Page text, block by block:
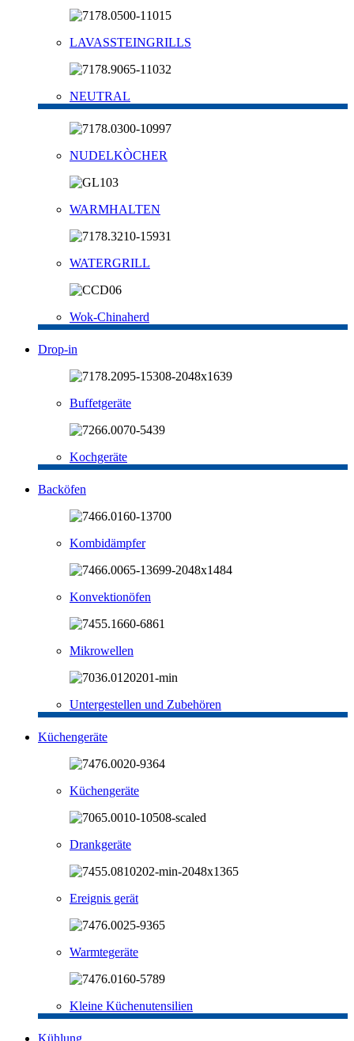
LAVASSTEINGRILLS
NEUTRAL
NUDELKÒCHER
WARMHALTEN
WATERGRILL
Wok-Chinaherd
Drop-in
Buffetgeräte
Kochgeräte
Backöfen
Kombidämpfer
Konvektionöfen
Mikrowellen
Untergestellen und Zubehören
Küchengeräte
Küchengeräte
Drankgeräte
Ereignis gerät
Warmtegeräte
Kleine Küchenutensilien
Kühlung